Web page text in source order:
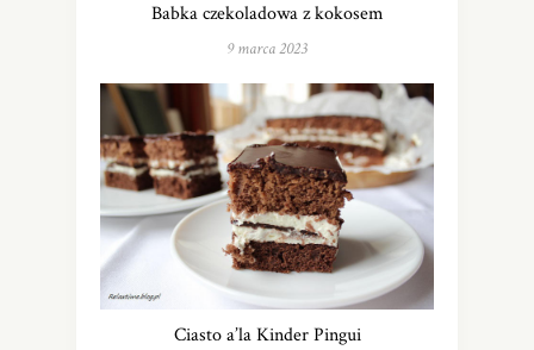
Babka czekoladowa z kokosem
9 marca 2023
Ciasto a’la Kinder Pingui